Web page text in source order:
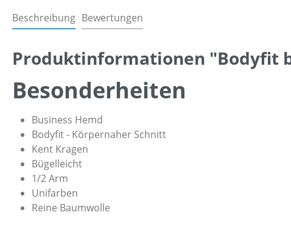
Beschreibung Bewertungen
Produktinformationen "Bodyfit
Besonderheiten
Business Hemd
Bodyfit - Körpernaher Schnitt
Kent Kragen
Bügelleicht
1/2 Arm
Unifarben
Reine Baumwolle